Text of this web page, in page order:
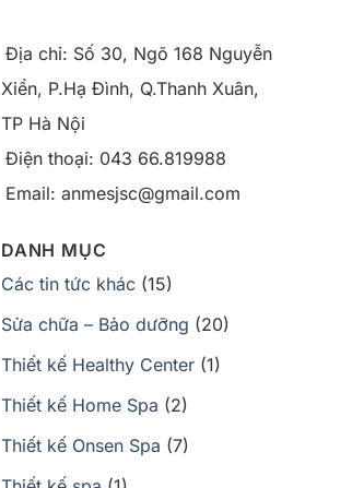
Địa chỉ: Số 30, Ngõ 168 Nguyễn
Xiển, P.Hạ Đình, Q.Thanh Xuân,
TP Hà Nội
Điện thoại: 043 66.819988
Email: anmesjsc@gmail.com
DANH MỤC
Các tin tức khác (15)
Sửa chữa – Bảo dưỡng (20)
Thiết kế Healthy Center (1)
Thiết kế Home Spa (2)
Thiết kế Onsen Spa (7)